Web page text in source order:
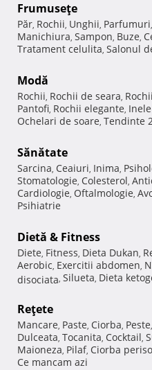
Frumuseţe
Păr, Rochii, Unghii, Parfumuri,
Manichiura, Sampon, Buze,
Tratament celulita, Salonul
Modă
Rochii, Rochii de seara,
Pantofi, Rochii elegante,
Ochelari de soare, Tendinte
Sănătate
Sarcina, Ceaiuri, Inima,
Stomatologie, Colesterol,
Cardiologie, Oftalmologie,
Psihiatrie
Dietă & Fitness
Diete, Fitness, Dieta Dukan,
Aerobic, Exercitii abdomen,
disociata, Silueta, Dieta
Reţete
Mancare, Paste, Ciorba, Peste,
Dulceata, Tocanita, Cocktail,
Maioneza, Pilaf, Ciorba
Ce mancam azi